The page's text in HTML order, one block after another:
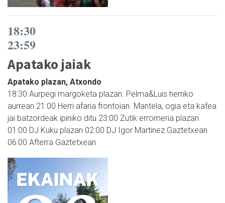
18:30
23:59
Apatako jaiak
Apatako plazan, Atxondo
18:30 Aurpegi margoketa plazan. Pelma&Luis herriko
aurrean 21:00 Herri afaria frontoian. Mantela, ogia eta kafea
jai batzordeak ipiniko ditu 23:00 Zutik erromeria plazan
01:00 DJ Kuku plazan 02:00 DJ Igor Martinez Gaztetxean
06:00 Afterra Gaztetxean